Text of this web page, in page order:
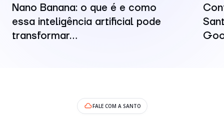
Nano Banana: o que é e como
essa inteligência artificial pode
transformar...
FALE COM A SANTO